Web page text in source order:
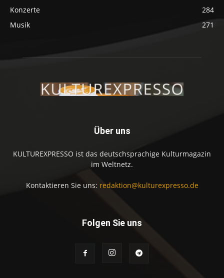
Konzerte
284
Musik
271
Über uns
KULTUREXPRESSO ist das deutschsprachige Kulturmagazin
im Weltnetz.
Kontaktieren Sie uns: redaktion@kulturexpresso.de
Folgen Sie uns